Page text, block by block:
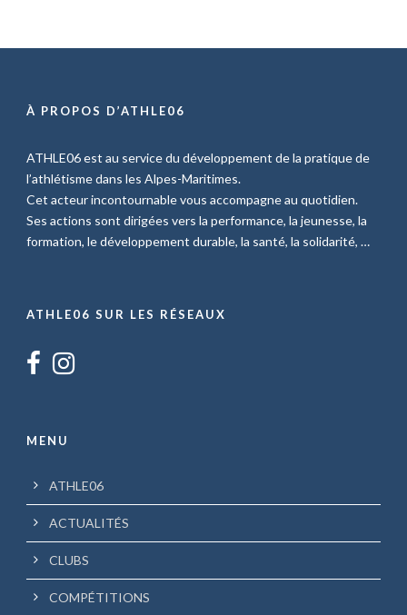
À PROPOS D’ATHLE06
ATHLE06 est au service du développement de la pratique de
l’athlétisme dans les Alpes-Maritimes.
Cet acteur incontournable vous accompagne au quotidien.
Ses actions sont dirigées vers la performance, la jeunesse, la
formation, le développement durable, la santé, la solidarité, …
ATHLE06 SUR LES RÉSEAUX
MENU
ATHLE06
ACTUALITÉS
CLUBS
COMPÉTITIONS